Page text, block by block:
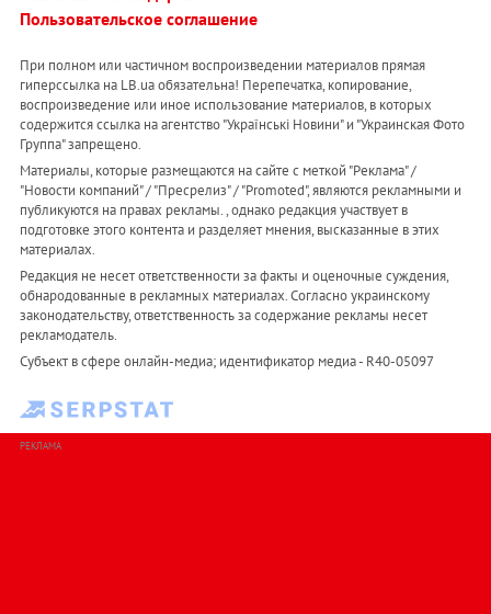
Пользовательское соглашение
При полном или частичном воспроизведении материалов прямая
гиперссылка на LB.ua обязательна! Перепечатка, копирование,
воспроизведение или иное использование материалов, в которых
содержится ссылка на агентство "Українськi Новини" и "Украинская Фото
Группа" запрещено.
Материалы, которые размещаются на сайте с меткой "Реклама" /
"Новости компаний" / "Пресрелиз" / "Promoted", являются рекламными и
публикуются на правах рекламы. , однако редакция участвует в
подготовке этого контента и разделяет мнения, высказанные в этих
материалах.
Редакция не несет ответственности за факты и оценочные суждения,
обнародованные в рекламных материалах. Согласно украинскому
законодательству, ответственность за содержание рекламы несет
рекламодатель.
Субъект в сфере онлайн-медиа; идентификатор медиа - R40-05097
РЕКЛАМА